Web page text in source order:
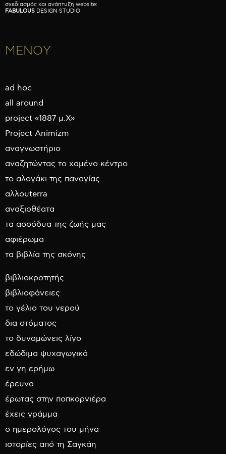
σχεδιασμός και ανάπτυξη website:
FABULOUS DESIGN STUDIO
ΜΕΝΟΥ
ad hoc
all around
project «1887 μ.Χ»
Project Animizm
αναγνωστήριο
αναζητώντας το χαμένο κέντρο
το αλογάκι της παναγίας
αλλουterra
αναξιοθέατα
τα ασσόδυα της ζωής μας
αφιέρωμα
τα βιβλία της σκόνης
βιβλιοκροτητής
βιβλιοφάνειες
το γέλιο του νερού
δια στόματος
το δυναμώνεις λίγο
εδώδιμα ψυχαγωγικά
εν γη ερήμω
έρευνα
έρωτας στην ποπκορνιέρα
έχεις γράμμα
ο ημερολόγος του μήνα
ιστορίες από τη Σαγκάη